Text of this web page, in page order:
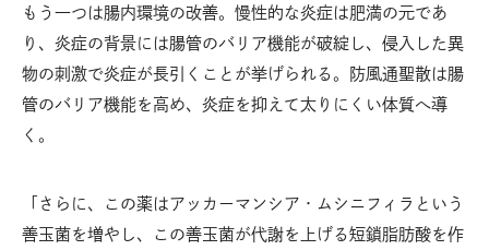
もう一つは腸内環境の改善。慢性的な炎症は肥満の元であ
り、炎症の背景には腸管のバリア機能が破綻し、侵入した異
物の刺激で炎症が長引くことが挙げられる。防風通聖散は腸
管のバリア機能を高め、炎症を抑えて太りにくい体質へ導
く。
「さらに、この薬はアッカーマンシア・ムシニフィラという
善玉菌を増やし、この善玉菌が代謝を上げる短鎖脂肪酸を作